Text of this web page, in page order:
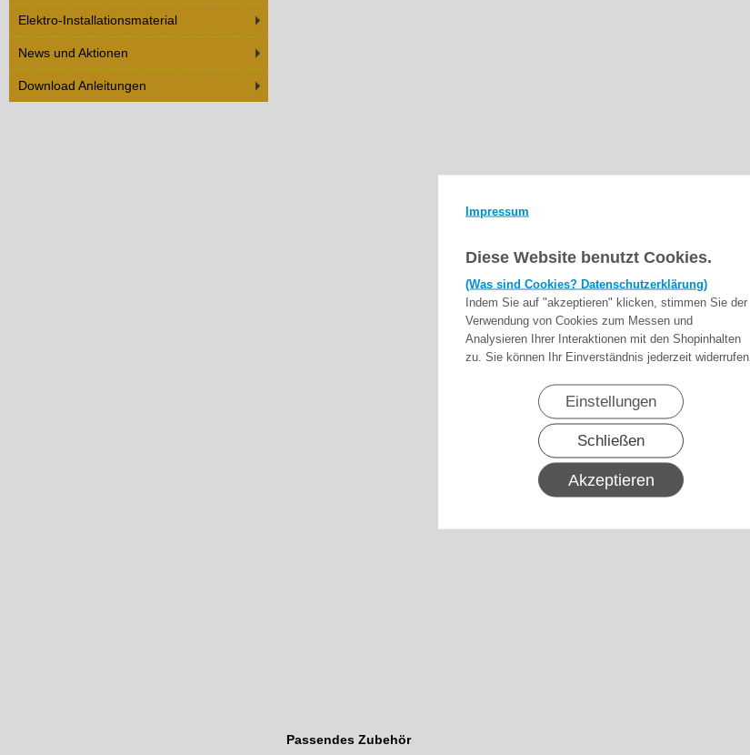
Impressum
Diese Website benutzt Cookies.
(Was sind Cookies? Datenschutzerklärung)
Indem Sie auf "akzeptieren" klicken, stimmen Sie der
Verwendung von Cookies zum Messen und
Analysieren Ihrer Interaktionen mit den Shopinhalten
zu. Sie können Ihr Einverständnis jederzeit widerrufen.
Einstellungen
Schließen
Akzeptieren
Elektro-Installationsmaterial
News und Aktionen
Download Anleitungen
Passendes Zubehör